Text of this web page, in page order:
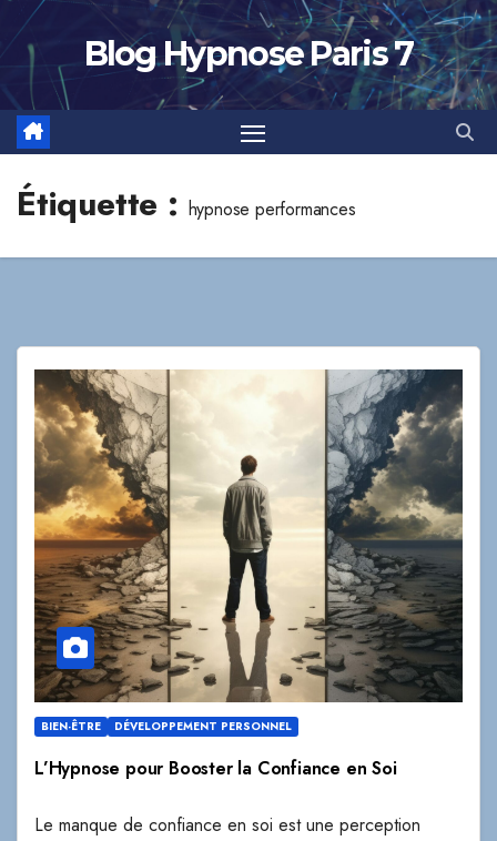
Skip
content
Blog Hypnose Paris 7
Étiquette : hypnose performances
BIEN-ÊTRE DÉVELOPPEMENT PERSONNEL
L’Hypnose pour Booster la Confiance en Soi
Le manque de confiance en soi est une perception